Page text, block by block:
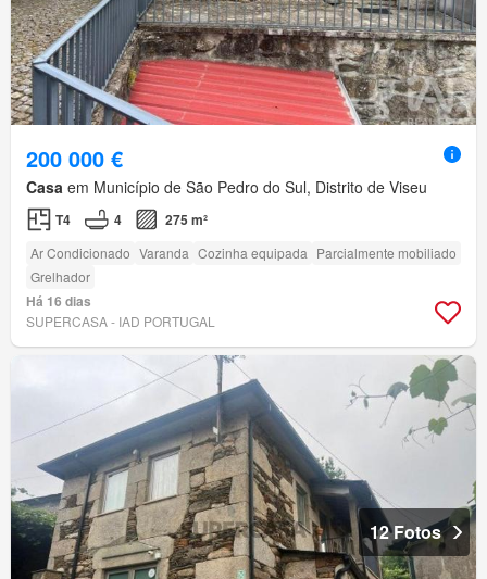
200 000 €
Casa em Município de São Pedro do Sul, Distrito de Viseu
T4 4 275 m²
Ar Condicionado Varanda Cozinha equipada Parcialmente mobiliado
Grelhador
Há 16 dias
SUPERCASA - IAD PORTUGAL
12 Fotos